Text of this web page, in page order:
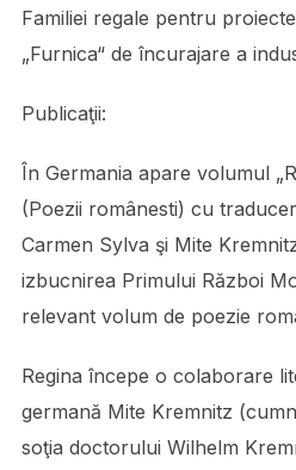
Familiei regale pentru
„Furnica“ de încurajare a
Publicaţii:
În Germania apare volumul
(Poezii românesti) cu
Carmen Sylva şi Mite
izbucnirea Primului Război
relevant volum de poezie
Regina începe o colaborare
germană Mite Kremnitz
soţia doctorului Wilhelm